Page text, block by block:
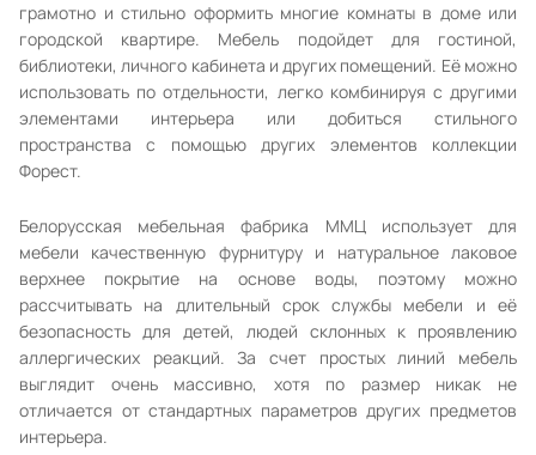
грамотно и стильно оформить многие комнаты в доме или
городской квартире. Мебель подойдет для гостиной,
библиотеки, личного кабинета и других помещений. Её можно
использовать по отдельности, легко комбинируя с другими
элементами интерьера или добиться стильного
пространства с помощью других элементов коллекции
Форест.
Белорусская мебельная фабрика ММЦ использует для
мебели качественную фурнитуру и натуральное лаковое
верхнее покрытие на основе воды, поэтому можно
рассчитывать на длительный срок службы мебели и её
безопасность для детей, людей склонных к проявлению
аллергических реакций. За счет простых линий мебель
выглядит очень массивно, хотя по размер никак не
отличается от стандартных параметров других предметов
интерьера.